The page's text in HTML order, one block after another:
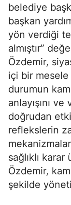
belediye
başkan
yön verdiği
almıştır”
Özdemir,
içi bir mesele
durumun
anlayışını
doğrudan
reflekslerin
sağlıklı
Özdemir,
şekilde